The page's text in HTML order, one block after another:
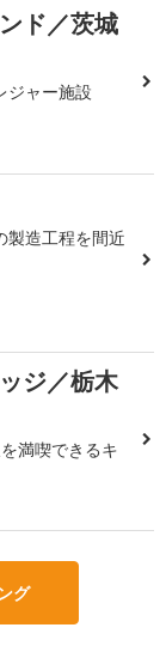
ド／茨城
ジャー施設
製造工程を間近
ジ／栃木
満喫できるキ
グ